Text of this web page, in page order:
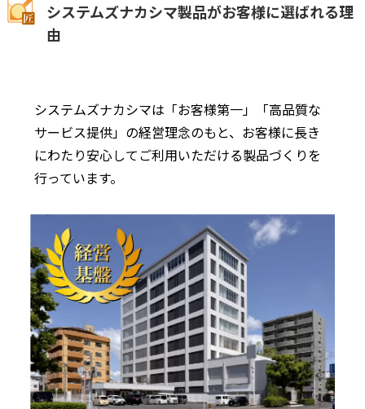
システムズナカシマ製品がお客様に選ばれる理
由
システムズナカシマは「お客様第一」「高品質な
サービス提供」の経営理念のもと、お客様に長き
にわたり安心してご利用いただける製品づくりを
行っています。